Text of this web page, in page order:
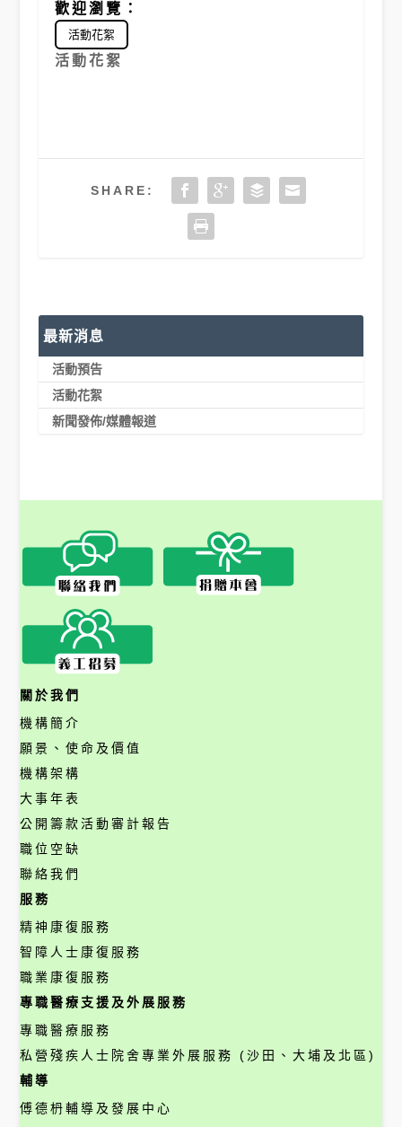
歡迎瀏覽：
活動花絮
活動花絮
SHARE:
最新消息
活動預告
活動花絮
新聞發佈/媒體報道
關於我們
機構簡介
願景、使命及價值
機構架構
大事年表
公開籌款活動審計報告
職位空缺
聯絡我們
服務
精神康復服務
智障人士康復服務
職業康復服務
專職醫療支援及外展服務
專職醫療服務
私營殘疾人士院舍專業外展服務 (沙田、大埔及北區)
輔導
傅德枬輔導及發展中心